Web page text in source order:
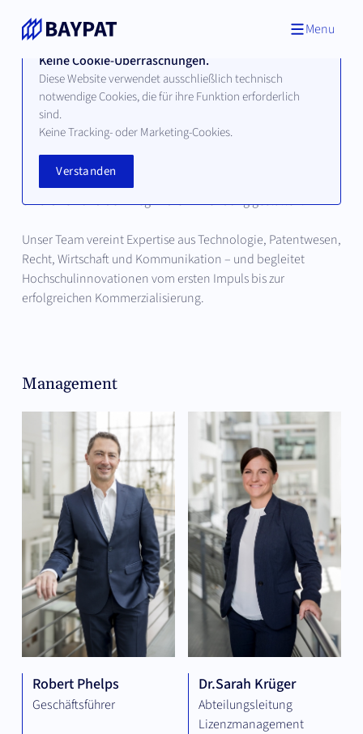
Keine Cookie-Überraschungen.
Diese Website verwendet ausschließlich technisch
notwendige Cookies, die für ihre Funktion erforderlich
sind.
Keine Tracking- oder Marketing-Cookies.
Verstanden
Menu
Unser Team
Hinter jeder erfolgreichen Innovation stehen Menschen, die
wissenschaftliches Potenzial erkennen, strategisch
einordnen und den Weg in die Anwendung gestalten.
Unser Team vereint Expertise aus Technologie, Patentwesen,
Recht, Wirtschaft und Kommunikation – und begleitet
Hochschulinnovationen vom ersten Impuls bis zur
erfolgreichen Kommerzialisierung.
Management
Robert Phelps
Geschäftsführer
Dr.Sarah Krüger
Abteilungsleitung
Lizenzmanagement